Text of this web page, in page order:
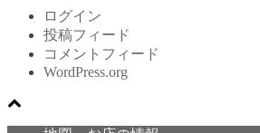
ログイン
投稿フィード
コメントフィード
WordPress.org